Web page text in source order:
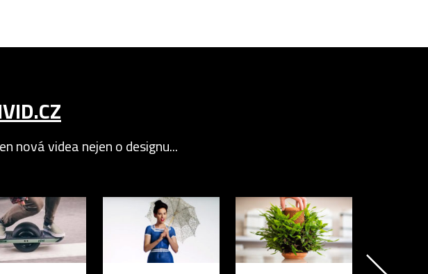
nová videa nejen o designu...